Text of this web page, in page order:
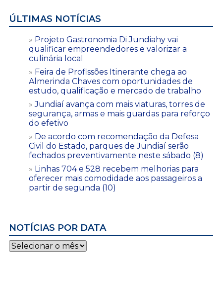
ÚLTIMAS NOTÍCIAS
Projeto Gastronomia Di Jundiahy vai
qualificar empreendedores e valorizar a
culinária local
Feira de Profissões Itinerante chega ao
Almerinda Chaves com oportunidades de
estudo, qualificação e mercado de trabalho
Jundiaí avança com mais viaturas, torres de
segurança, armas e mais guardas para reforço
do efetivo
De acordo com recomendação da Defesa
Civil do Estado, parques de Jundiaí serão
fechados preventivamente neste sábado (8)
Linhas 704 e 528 recebem melhorias para
oferecer mais comodidade aos passageiros a
partir de segunda (10)
NOTÍCIAS POR DATA
Notícias
por